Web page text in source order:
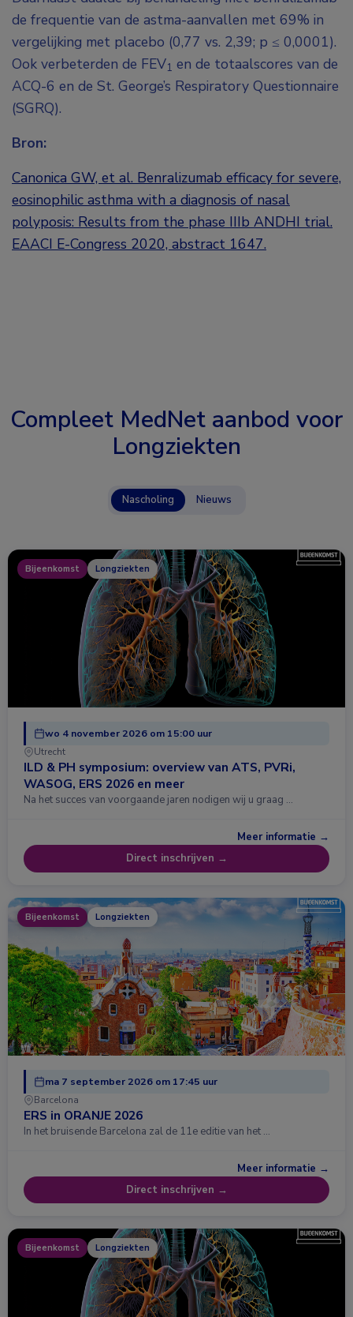
de frequentie van de astma-aanvallen met 69% in
vergelijking met placebo (0,77 vs. 2,39; p ≤ 0,0001).
Ook verbeterden de FEV1 en de totaalscores van de
ACQ-6 en de St. George’s Respiratory Questionnaire
(SGRQ).
Bron:
Canonica GW, et al. Benralizumab efficacy for severe,
eosinophilic asthma with a diagnosis of nasal
polyposis: Results from the phase IIIb ANDHI trial.
EAACI E-Congress 2020, abstract 1647.
Compleet MedNet aanbod voor
Longziekten
Nascholing Nieuws
Bijeenkomst Longziekten
wo 4 november 2026 om 15:00 uur
Utrecht
ILD & PH symposium: overview van ATS, PVRi,
WASOG, ERS 2026 en meer
Na het succes van voorgaande jaren nodigen wij u graag …
Meer informatie →
Direct inschrijven →
Bijeenkomst Longziekten
ma 7 september 2026 om 17:45 uur
Barcelona
ERS in ORANJE 2026
In het bruisende Barcelona zal de 11e editie van het …
Meer informatie →
Direct inschrijven →
Bijeenkomst Longziekten